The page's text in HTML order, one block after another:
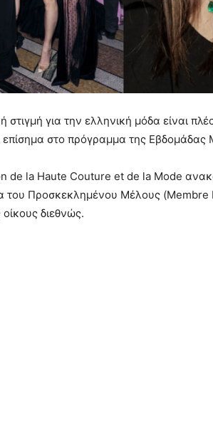
στιγμή για την ελληνική μόδα είναι
επίσημα στο πρόγραμμα της
de la Haute Couture et de la Mode
του Προσκεκλημένου Μέλους (Membre
διεθνώς.